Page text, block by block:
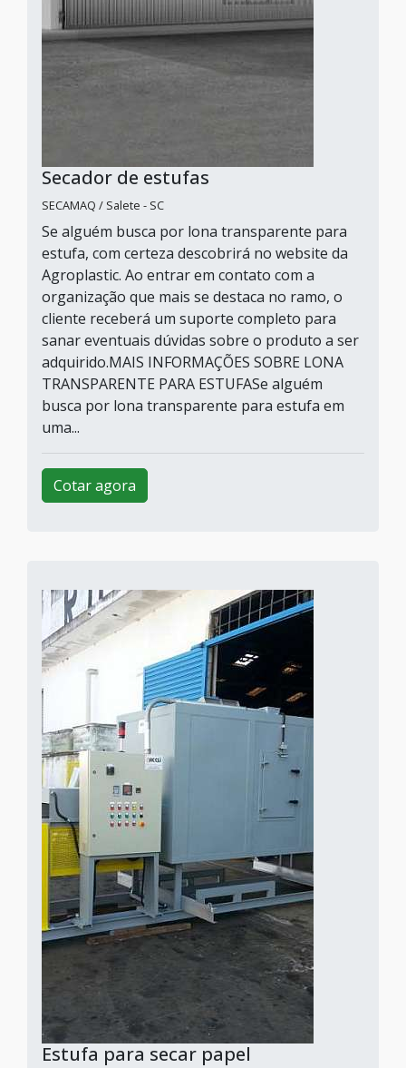
Secador de estufas
SECAMAQ / Salete - SC
Se alguém busca por lona transparente para
estufa, com certeza descobrirá no website da
Agroplastic. Ao entrar em contato com a
organização que mais se destaca no ramo, o
cliente receberá um suporte completo para
sanar eventuais dúvidas sobre o produto a ser
adquirido.MAIS INFORMAÇÕES SOBRE LONA
TRANSPARENTE PARA ESTUFASe alguém
busca por lona transparente para estufa em
uma...
Cotar agora
Estufa para secar papel